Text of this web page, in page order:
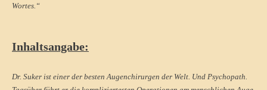
Wortes.“
Inhaltsangabe:
Dr. Suker ist einer der besten Augenchirurgen der Welt. Und Psychopath.